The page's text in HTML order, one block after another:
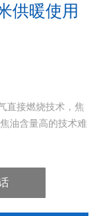
供暖使用
直接燃烧技术，焦
油含量高的技术难